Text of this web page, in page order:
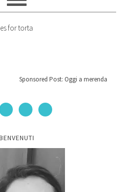
for torta
Sponsored Post: Oggi a merenda